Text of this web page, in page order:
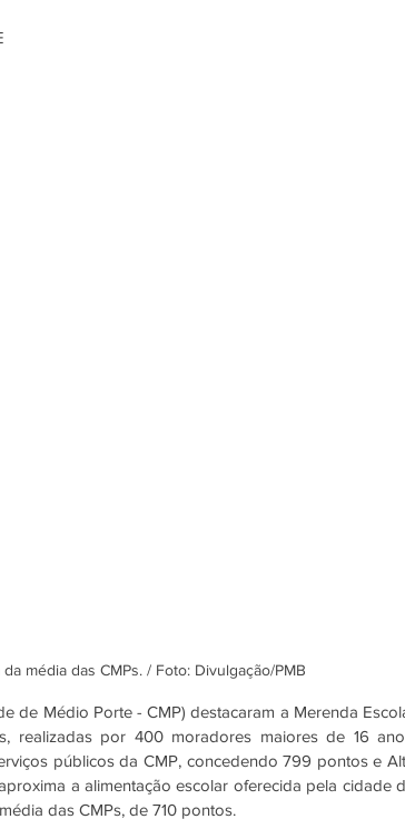
média das CMPs. / Foto: Divulgação/PMB
de Médio Porte - CMP) destacaram a Merenda
realizadas por 400 moradores maiores de 16
públicos da CMP, concedendo 799 pontos e
a alimentação escolar oferecida pela cidade
das CMPs, de 710 pontos.